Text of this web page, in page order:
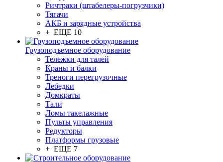
Ричтраки (штабелеры-погрузчики)
Тягачи
АКБ и зарядные устройства
+ ЕЩЕ 10
Грузоподъемное оборудование
Тележки для талей
Краны и балки
Треноги перегрузочные
Лебедки
Домкраты
Тали
Ломы такелажные
Пульты управления
Редукторы
Платформы грузовые
+ ЕЩЕ 7